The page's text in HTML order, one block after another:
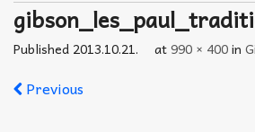
Zeneiskolák
Published 2013.10.21. at990 × 400in
Previous